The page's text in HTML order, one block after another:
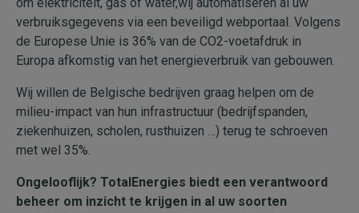
verbruiksgegevens via een beveiligd webportaal. Volgens
de Europese Unie is 36% van de CO2-voetafdruk in
Europa afkomstig van het energieverbruik van gebouwen.
Wij willen de Belgische bedrijven graag helpen om de
milieu-impact van hun infrastructuur (bedrijfspanden,
ziekenhuizen, scholen, rusthuizen …) terug te schroeven
met wel 35%.
Ongelooflijk? TotalEnergies biedt een verantwoord
beheer om inzicht te krijgen in al uw soorten